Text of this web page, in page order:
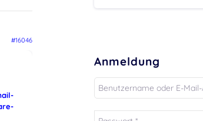
#16046
Anmeldung